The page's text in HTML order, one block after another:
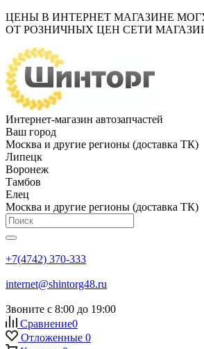
ЦЕНЫ В ИНТЕРНЕТ МАГАЗИНЕ
ОТ РОЗНИЧНЫХ ЦЕН СЕТИ
Интернет-магазин автозапчастей
Ваш город
Москва и другие регионы (доставка ТК)
Липецк
Воронеж
Тамбов
Елец
Москва и другие регионы (доставка ТК)
+7(4742) 370-333
internet@shintorg48.ru
Звоните с 8:00 до 19:00
Сравнение0
Отложенные 0